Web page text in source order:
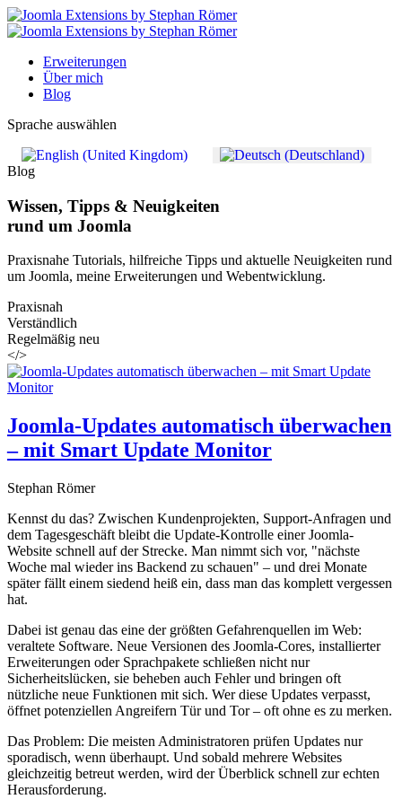
Erweiterungen
Über mich
Blog
Sprache auswählen
Blog
Wissen, Tipps & Neuigkeiten
rund um Joomla
Praxisnahe Tutorials, hilfreiche Tipps und aktuelle Neuigkeiten rund
um Joomla, meine Erweiterungen und Webentwicklung.
Praxisnah
Verständlich
Regelmäßig neu
</>
Joomla-Updates automatisch überwachen
– mit Smart Update Monitor
Stephan Römer
Kennst du das? Zwischen Kundenprojekten, Support-Anfragen und
dem Tagesgeschäft bleibt die Update-Kontrolle einer Joomla-
Website schnell auf der Strecke. Man nimmt sich vor, "nächste
Woche mal wieder ins Backend zu schauen" – und drei Monate
später fällt einem siedend heiß ein, dass man das komplett vergessen
hat.
Dabei ist genau das eine der größten Gefahrenquellen im Web:
veraltete Software. Neue Versionen des Joomla-Cores, installierter
Erweiterungen oder Sprachpakete schließen nicht nur
Sicherheitslücken, sie beheben auch Fehler und bringen oft
nützliche neue Funktionen mit sich. Wer diese Updates verpasst,
öffnet potenziellen Angreifern Tür und Tor – oft ohne es zu merken.
Das Problem: Die meisten Administratoren prüfen Updates nur
sporadisch, wenn überhaupt. Und sobald mehrere Websites
gleichzeitig betreut werden, wird der Überblick schnell zur echten
Herausforderung.